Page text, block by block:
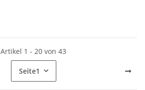
Artikel 1 - 20 von 43
Seite1